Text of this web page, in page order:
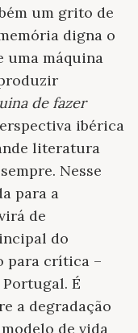
um grito de
digna o
uma máquina
de fazer
ibérica
literatura
Nesse
para a
de
do
para crítica –
Portugal. É
a degradação
de vida